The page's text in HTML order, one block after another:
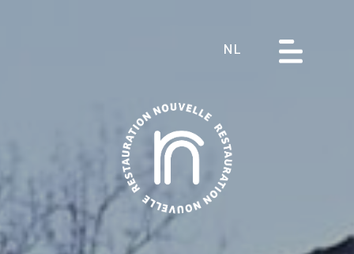
NL
Over ons
Restaurants
Hotels
Receptie